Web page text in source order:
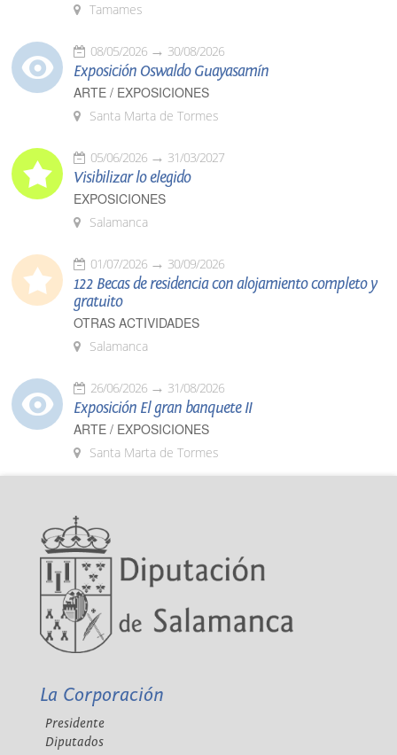
Tamames
08/05/2026 30/08/2026
Exposición Oswaldo Guayasamín
ARTE / EXPOSICIONES
Santa Marta de Tormes
05/06/2026 31/03/2027
Visibilizar lo elegido
EXPOSICIONES
Salamanca
01/07/2026 30/09/2026
122 Becas de residencia con alojamiento completo y
gratuito
OTRAS ACTIVIDADES
Salamanca
26/06/2026 31/08/2026
Exposición El gran banquete II
ARTE / EXPOSICIONES
Santa Marta de Tormes
La Corporación
Presidente
Diputados